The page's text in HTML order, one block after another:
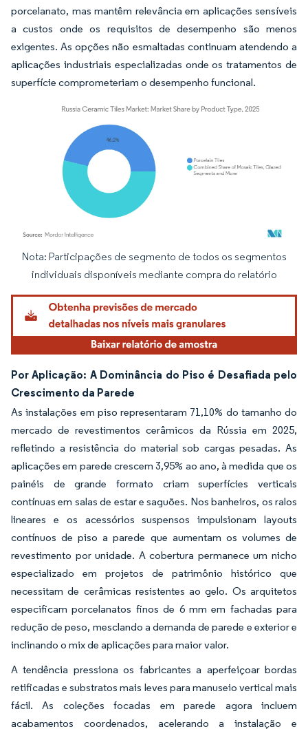
porcelanato, mas mantêm relevância em aplicações sensíveis
a custos onde os requisitos de desempenho são menos
exigentes. As opções não esmaltadas continuam atendendo a
aplicações industriais especializadas onde os tratamentos de
superfície comprometeriam o desempenho funcional.
Imagem © Mordor Intelligence. O reuso requer atribuição conforme CC BY 4.0.
Nota: Participações de segmento de todos os segmentos
individuais disponíveis mediante compra do relatório
Por Aplicação: A Dominância do Piso é Desafiada pelo
Crescimento da Parede
As instalações em piso representaram 71,10% do tamanho do
mercado de revestimentos cerâmicos da Rússia em 2025,
refletindo a resistência do material sob cargas pesadas. As
aplicações em parede crescem 3,95% ao ano, à medida que os
painéis de grande formato criam superfícies verticais
contínuas em salas de estar e saguões. Nos banheiros, os ralos
lineares e os acessórios suspensos impulsionam layouts
contínuos de piso a parede que aumentam os volumes de
revestimento por unidade. A cobertura permanece um nicho
especializado em projetos de patrimônio histórico que
necessitam de cerâmicas resistentes ao gelo. Os arquitetos
especificam porcelanatos finos de 6 mm em fachadas para
redução de peso, mesclando a demanda de parede e exterior e
inclinando o mix de aplicações para maior valor.
A tendência pressiona os fabricantes a aperfeiçoar bordas
retificadas e substratos mais leves para manuseio vertical mais
fácil. As coleções focadas em parede agora incluem
acabamentos coordenados, acelerando a instalação e